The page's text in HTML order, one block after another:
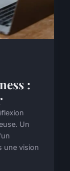
:
Un
une vision